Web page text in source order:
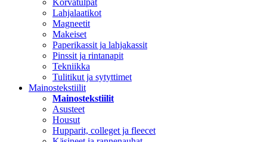
Korvatulpat
Lahjalaatikot
Magneetit
Makeiset
Paperikassit ja lahjakassit
Pinssit ja rintanapit
Tekniikka
Tulitikut ja sytyttimet
Mainostekstiilit
Mainostekstiilit
Asusteet
Housut
Hupparit, colleget ja fleecet